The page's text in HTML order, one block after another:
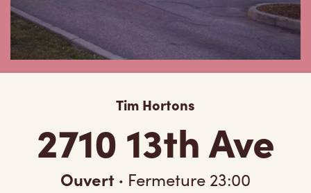
Tim Hortons
2710 13th Ave
Ouvert · Fermeture 23:00